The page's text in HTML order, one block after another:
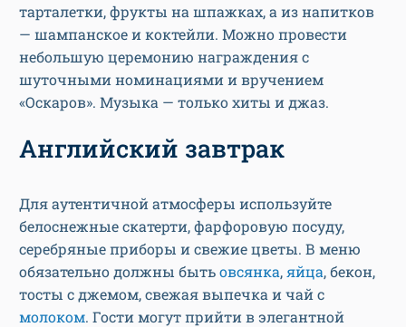
тарталетки, фрукты на шпажках, а из напитков
— шампанское и коктейли. Можно провести
небольшую церемонию награждения с
шуточными номинациями и вручением
«Оскаров». Музыка — только хиты и джаз.
Английский завтрак
Для аутентичной атмосферы используйте
белоснежные скатерти, фарфоровую посуду,
серебряные приборы и свежие цветы. В меню
обязательно должны бытьовсянка, яйца, бекон,
тосты с джемом, свежая выпечка и чай с
молоком. Гости могут прийти в элегантной